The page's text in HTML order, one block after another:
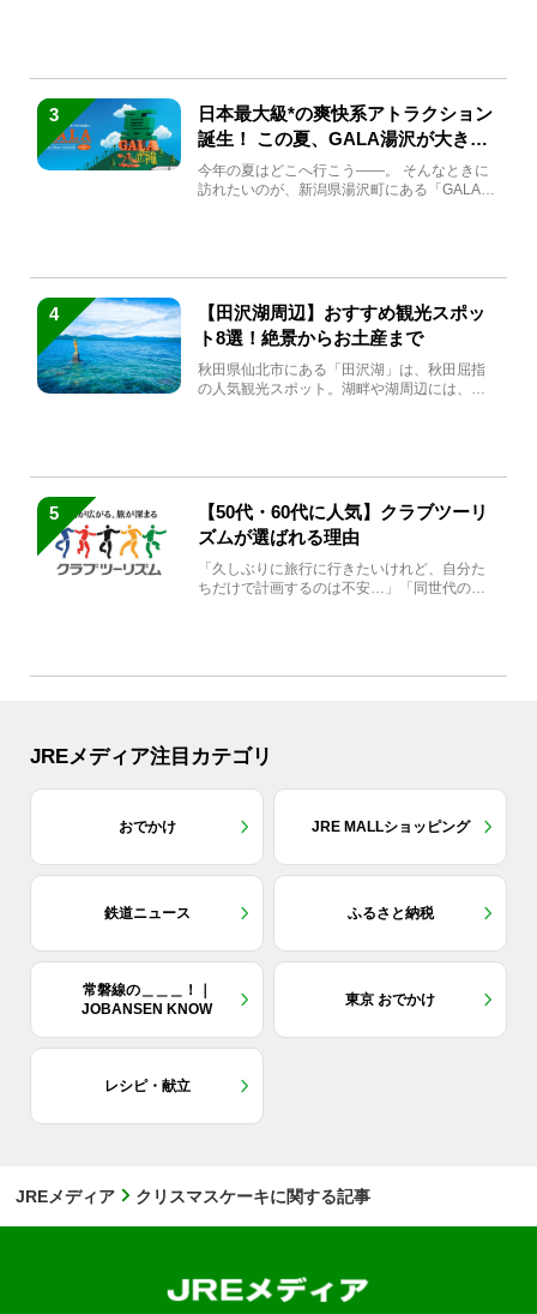
3
日本最大級*の爽快系アトラクション
誕生！ この夏、GALA湯沢が大きく
生まれ変わる
今年の夏はどこへ行こう――。 そんなときに
訪れたいのが、新潟県湯沢町にある「GALA湯
4
【田沢湖周辺】おすすめ観光スポッ
ト8選！絶景からお土産まで
秋田県仙北市にある「田沢湖」は、秋田屈指
の人気観光スポット。湖畔や湖周辺には、田
5
【50代・60代に人気】クラブツーリ
ズムが選ばれる理由
「久しぶりに旅行に行きたいけれど、自分た
ちだけで計画するのは不安…」「同世代の方
JREメディア注目カテゴリ
おでかけ JRE MALLショッピング
鉄道ニュース ふるさと納税
常磐線の＿＿＿！｜
JOBANSEN KNOW
東京 おでかけ
レシピ・献立
JREメディア クリスマスケーキに関する記事